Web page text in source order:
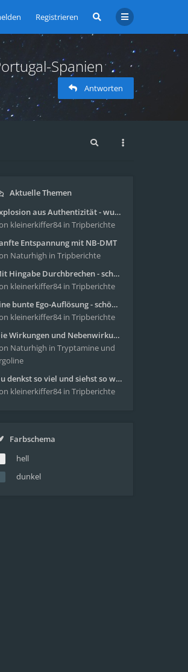
Registrieren
Spanien
Antworten
Aktuelle Themen
Explosion aus Authentizität - wunderbare Reise mit 4g Pilze
kleinerkiffer84 in Tripberichte
Entspannung mit NB-DMT
Naturhigh in Tripberichte
Mit Hingabe Durchbrechen - schöne Reise mit 4g Pilze
kleinerkiffer84 in Tripberichte
Eine bunte Ego-Auflösung - schöne Reise mit 4-AcO-DMT
kleinerkiffer84 in Tripberichte
Die Wirkungen und Nebenwirkungen von LSD
Naturhigh in Tryptamine und
Du denkst so viel und siehst so wenig - wunderbare Reise mit 4g Pilze
kleinerkiffer84 in Tripberichte
Farbschema
hell
dunkel